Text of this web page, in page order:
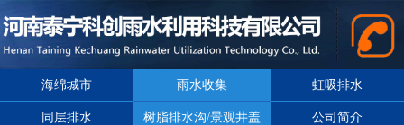
海绵城市 雨水收集 虹吸排水
同层排水 树脂排水沟/景观井盖 公司简介